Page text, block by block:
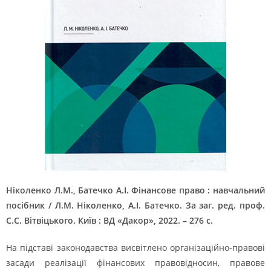
Ніколенко Л.М., Батечко А.І. Фінансове право : навчальний
посібник / Л.М. Ніколенко, А.І. Батечко. За заг. ред. проф.
С.С. Вітвіцького. Київ : ВД «Дакор», 2022. – 276 с.
На підставі законодавства висвітлено організаційно-правові
засади реалізації фінансових правовідносин, правове